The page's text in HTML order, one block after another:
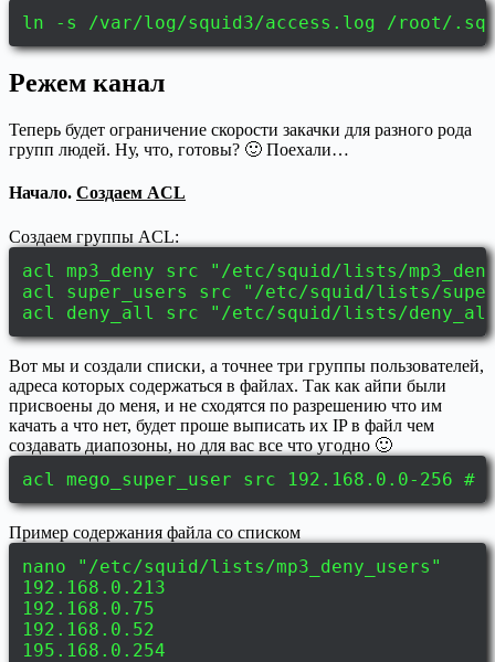
ln -s /var/log/squid3/access.log /root/
Режем канал
Теперь будет ограничение cкорости закачки для разного рода
групп людей. Ну, что, готовы? 🙂 Поехали…
Начало. Создаем ACL
Создаем группы ACL:
acl mp3_deny src "/etc/squid/lists/
acl super_users src "/etc/squid/lists/
acl deny_all src "/etc/squid/lists/
Вот мы и создали списки, а точнее три группы пользователей,
адреса которых содержаться в файлах. Так как айпи были
присвоены до меня, и не сходятся по разрешению что им
качать а что нет, будет проше выписать их IP в файл чем
создавать диапозоны, но для вас все что угодно 🙂
acl mego_super_user src 192.168.0.0-256 #
Пример содержания файла со списком
nano "/etc/squid/lists/mp3_deny_users"
192.168.0.213
192.168.0.75
192.168.0.52
195.168.0.254